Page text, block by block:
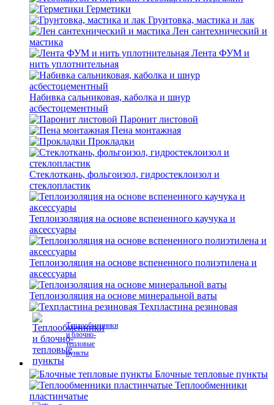
Герметики
Грунтовка, мастика и лак
Лен сантехнический и
мастика
Лента ФУМ и
нить уплотнительная
Набивка сальниковая, каболка и шнур
асбестоцементный
Паронит листовой
Пена монтажная
Прокладки
Стеклоткань, фольгоизол, гидростеклоизол и
стеклопластик
Теплоизоляция на основе вспененного каучука и
аксессуары
Теплоизоляция на основе вспененного полиэтилена и
аксессуары
Теплоизоляция на основе минеральной ваты
Техпластина резиновая
Теплообменники
и блочно-
тепловые
пункты
Блочные тепловые пункты
Теплообменники
пластинчатые